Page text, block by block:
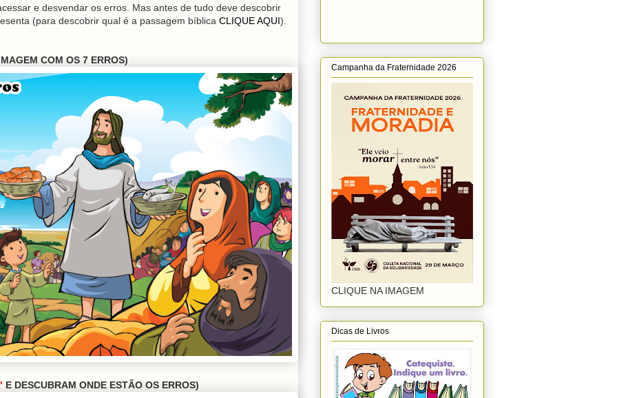
e desvendar os erros. Mas antes de tudo deve descobrir
(para descobrir qual é a passagem bíblica CLIQUE AQUI).
COM OS 7 ERROS)
E DESCUBRAM ONDE ESTÃO OS ERROS)
Campanha da Fraternidade 2026
CLIQUE NA IMAGEM
Dicas de Livros